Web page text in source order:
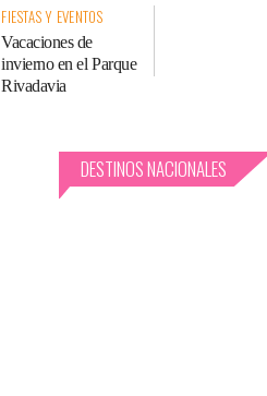
FIESTAS Y EVENTOS
Vacaciones de
invierno en el Parque
Rivadavia
DESTINOS NACIONALES